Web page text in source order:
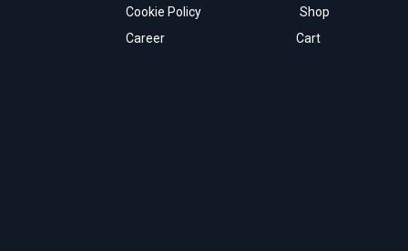
Cookie Policy
Career
Shop
Cart